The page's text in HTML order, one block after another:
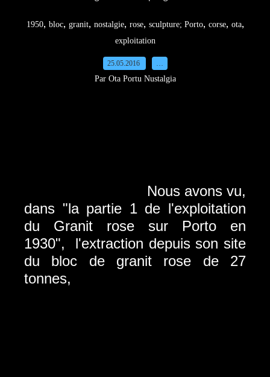
1950, bloc, granit, nostalgie, rose, sculpture; Porto, corse, ota,
exploitation
25.05.2016
Par Ota Portu Nustalgia
Nous avons vu,
dans "la partie 1 de l'exploitation
du Granit rose sur Porto en
1930", l'extraction depuis son site
du bloc de granit rose de 27
tonnes,